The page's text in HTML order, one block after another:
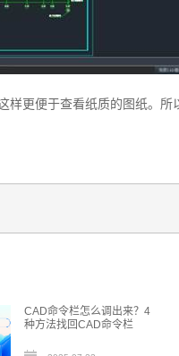
更便于查看纸质的图纸。
CAD命令栏怎么调出来？4
种方法找回CAD命令栏